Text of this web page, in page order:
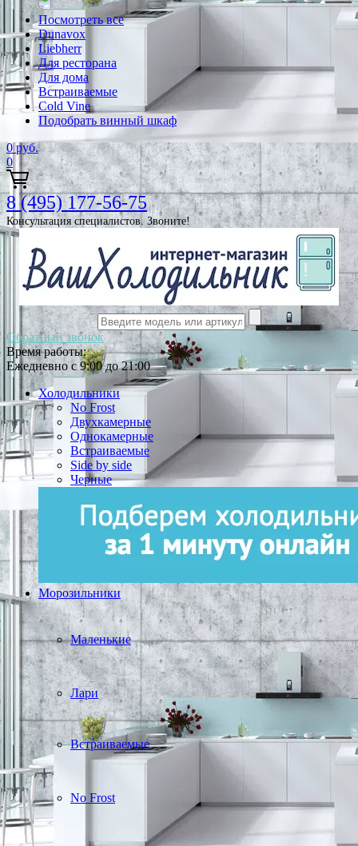
Посмотреть все
Dunavox
Liebherr
Для ресторана
Для дома
Встраиваемые
Cold Vine
Подобрать винный шкаф
0 руб.
0
8 (495) 177-56-75
Консультация специалистов. Звоните!
Обратный звонок
Время работы:
Ежедневно с 9:00 до 21:00
Холодильники
No Frost
Двухкамерные
Однокамерные
Встраиваемые
Side by side
Черные
Морозильники
Маленькие
Лари
Встраиваемые
No Frost